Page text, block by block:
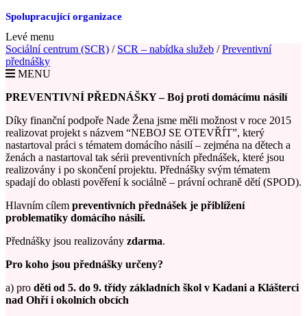
Spolupracující organizace
Levé menu
Sociální centrum (SCR) / SCR – nabídka služeb /Preventivní
přednášky
MENU
PREVENTIVNÍ PŘEDNÁŠKY – Boj proti domácímu násilí
Díky finanční podpoře Nade Žena jsme měli možnost v roce 2015
realizovat projekt s názvem “NEBOJ SE OTEVŘÍT”, který
nastartoval práci s tématem domácího násilí – zejména na dětech a
ženách a nastartoval tak sérii preventivních přednášek, které jsou
realizovány i po skončení projektu. Přednášky svým tématem
spadají do oblasti pověření k sociálně – právní ochraně dětí (SPOD).
Hlavním cílem preventivních přednášek je přiblížení
problematiky domácího násilí.
Přednášky jsou realizovány zdarma.
Pro koho jsou přednášky určeny?
a) pro děti od 5. do 9. třídy základních škol v Kadani a Klášterci
nad Ohří i okolních obcích